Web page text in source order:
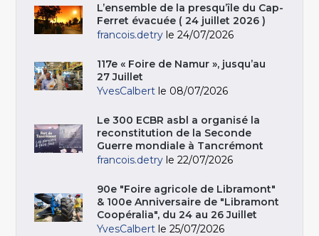
L’ensemble de la presqu’île du Cap-
Ferret évacuée ( 24 juillet 2026 )
francois.detry le 24/07/2026
117e « Foire de Namur », jusqu’au
27 Juillet
YvesCalbert le 08/07/2026
Le 300 ECBR asbl a organisé la
reconstitution de la Seconde
Guerre mondiale à Tancrémont
francois.detry le 22/07/2026
90e "Foire agricole de Libramont"
& 100e Anniversaire de "Libramont
Coopéralia", du 24 au 26 Juillet
YvesCalbert le 25/07/2026